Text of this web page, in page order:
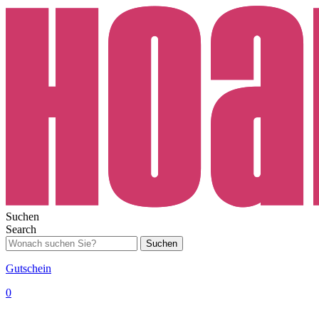
Suchen
Search
Suchen
Gutschein
0